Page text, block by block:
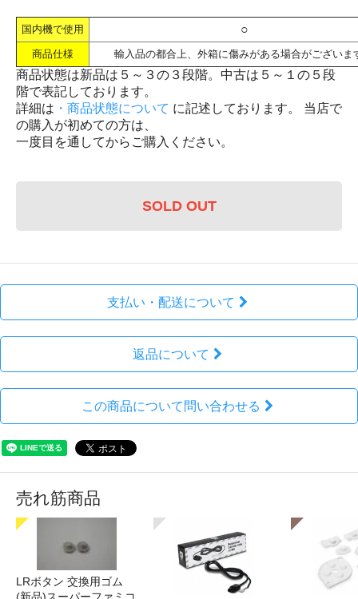
国内機で使用 ○
商品仕様 輸入品の都合上、外箱に傷みがある場合がございま
商品状態は新品は５～３の３段階。中古は５～１の５段
階で表記しております。
詳細は ・商品状態について に記述しております。 当店で
の購入が初めての方は、
一度目を通してからご購入ください。
SOLD OUT
支払い・配送について
返品について
この商品について問い合わせる
売れ筋商品
LRボタン 交換用ゴム